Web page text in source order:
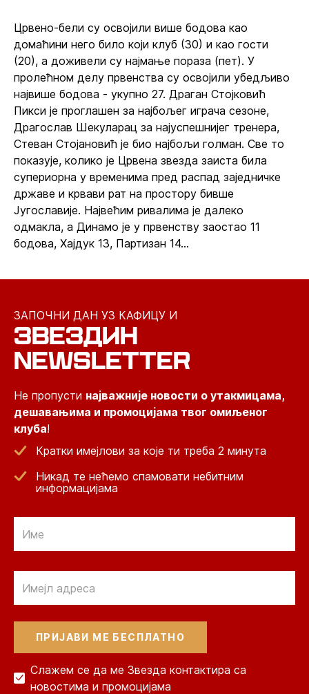
Црвено-бели су освојили више бодова као
домаћини него било који клуб (30) и као гости
(20), а доживели су најмање пораза (пет). У
пролећном делу првенства су освојили убедљиво
највише бодова - укупно 27. Драган Стојковић
Пикси је проглашен за најбољег играча сезоне,
Драгослав Шекуларац за најуспешнијег тренера,
Стеван Стојановић је био најбољи голман. Све то
показује, колико је Црвена звезда заиста била
супериорна у временима пред распад заједничке
државе и крвави рат на простору бивше
Југославије. Највећим ривалима је далеко
одмакла, а Динамо је у првенству заостао 11
бодова, Хајдук 13, Партизан 14...
ЗАПОЧНИ ДАН УЗ КАФИЦУ И
ЗВЕЗДИН
NEWSLETTER
Не пропусти најважније новости о утакмицама,
дешавањима и промоцијама твог омиљеног
клуба!
Кратки имејлови за које ти треба 2 минута
Никад те нећемо спамовати небитним
информацијама
Слажем се да ме Звезда контактира са
новостима и промоцијама